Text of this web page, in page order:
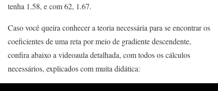
tenha 1.58, e com 62, 1.67.
Caso você queira conhecer a teoria necessária para se encontrar os
coeficientes de uma reta por meio de gradiente descendente,
confira abaixo a videoaula detalhada, com todos os cálculos
necessários, explicados com muita didática: